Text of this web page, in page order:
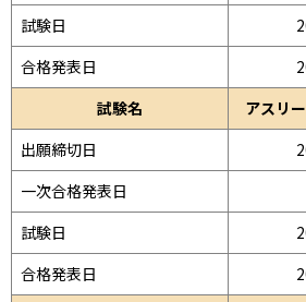
試験日
合格発表日
試験名
アスリ
出願締切日
一次合格発表日
試験日
合格発表日